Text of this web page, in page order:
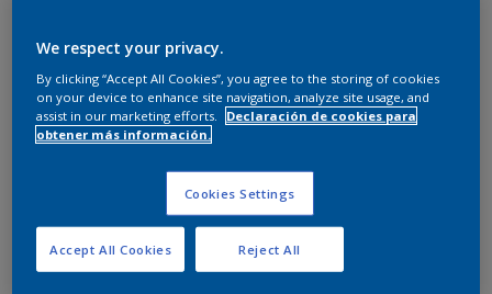
750 ML 4 L 10 l
We respect your privacy.
By clicking “Accept All Cookies”, you agree to the storing of cookies
on your device to enhance site navigation, analyze site usage, and
assist in our marketing efforts.
Declaración de cookies para
obtener más información.
Cookies Settings
Reject All
Accept All Cookies